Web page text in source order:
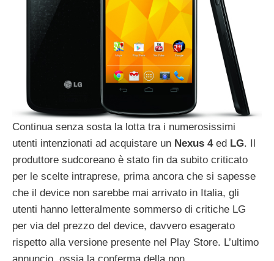
Continua senza sosta la lotta tra i numerosissimi
utenti intenzionati ad acquistare un Nexus 4ed LG. Il
produttore sudcoreano è stato fin da subito criticato
per le scelte intraprese, prima ancora che si sapesse
che il device non sarebbe mai arrivato in Italia, gli
utenti hanno letteralmente sommerso di critiche LG
per via del prezzo del device, davvero esagerato
rispetto alla versione presente nel Play Store. L’ultimo